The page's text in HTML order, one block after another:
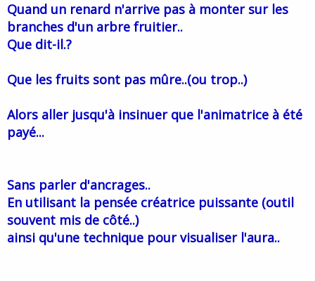
e
Quand un renard n'arrive pas à monter sur les
branches d'un arbre fruitier..
Que dit-il.?
Que les fruits sont pas mûre..(ou trop..)
Alors aller jusqu'à insinuer que l'animatrice à été
payé...
Sans parler d'ancrages..
En utilisant la pensée créatrice puissante (outil
souvent mis de côté..)
ainsi qu'une technique pour visualiser l'aura..